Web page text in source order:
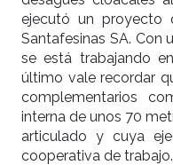
ejecutó un proyecto
Santafesinas SA. Con
se está trabajando
último vale recordar
complementarios
interna de unos 70
articulado y cuya
cooperativa de trabajo.